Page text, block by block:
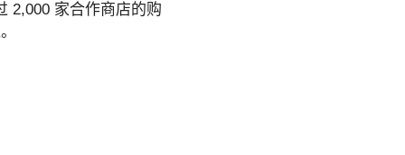
2,000 家合作商店的购